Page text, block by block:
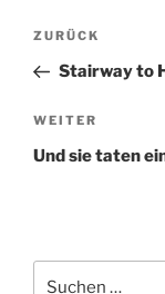
Vorheriger
Beitrag
ZURÜCK
Stairway to
Nächster
Beitrag
WEITER
Und sie taten